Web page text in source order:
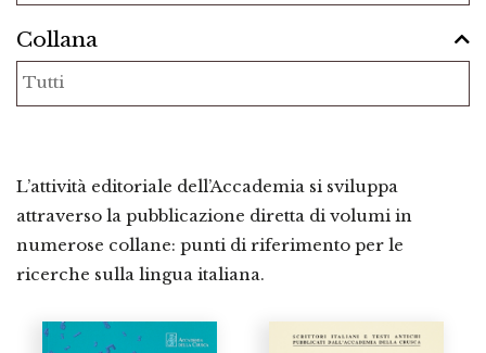
Collana
L’attività editoriale dell’Accademia si sviluppa
attraverso la pubblicazione diretta di volumi in
numerose collane: punti di riferimento per le
ricerche sulla lingua italiana.